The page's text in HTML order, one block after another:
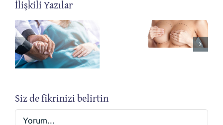
İlişkili Yazılar
Bursa
Meme
Cerrahisi
Nedir?
Nasıl
Siz de fikrinizi belirtin
Yorum